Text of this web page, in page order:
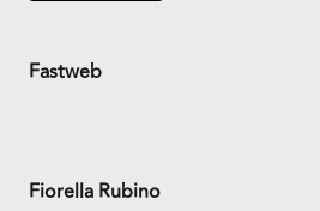
Fastweb
Fiorella Rubino